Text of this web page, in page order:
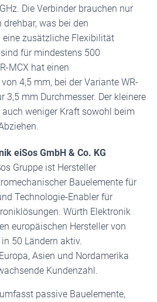
Die Verbinder brauchen nur
was bei den
eine zusätzliche Flexibilität
für mindestens 500
MCX hat einen
4,5 mm, bei der Variante WR-
3,5 mm Durchmesser. Der kleinere
weniger Kraft sowohl beim
eiSos GmbH & Co. KG
Gruppe ist Hersteller
Bauelemente für
Technologie-Enabler für
Würth Elektronik
europäischen Hersteller von
50 Ländern aktiv.
Asien und Nordamerika
Kundenzahl.
passive Bauelemente,